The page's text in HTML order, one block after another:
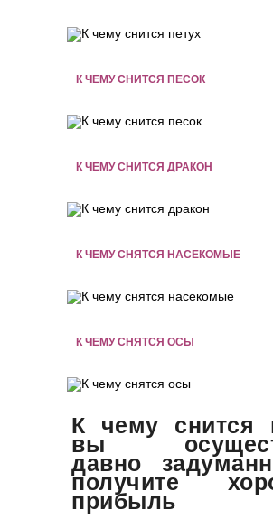
К ЧЕМУ СНИТСЯ ПЕСОК
К ЧЕМУ СНИТСЯ ДРАКОН
К ЧЕМУ СНЯТСЯ НАСЕКОМЫЕ
К ЧЕМУ СНЯТСЯ ОСЫ
К чему снится
вы
давно
получите
прибыль